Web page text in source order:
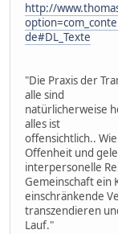
http://
de#DL_Texte
"Die Praxis der
alle sind
natürlicherweise
alles ist
offensichtlich..
Offenheit und
interpersonelle
Gemeinschaft ein
einschränkende
transzendieren
Lauf."